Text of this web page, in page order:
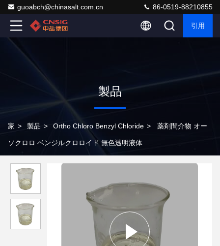
guoabch@chinasalt.com.cn 86-0519-88210855
引用
製品
家 > 製品 > Ortho Chloro Benzyl Chloride > 薬剤間介物 オー
ソクロロ ベンジルクロロイド 無色透明液体